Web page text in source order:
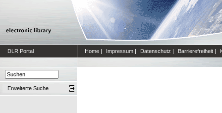
DLR Portal Home | Impressum | Datenschutz | Barrierefreiheit |
Erweiterte Suche